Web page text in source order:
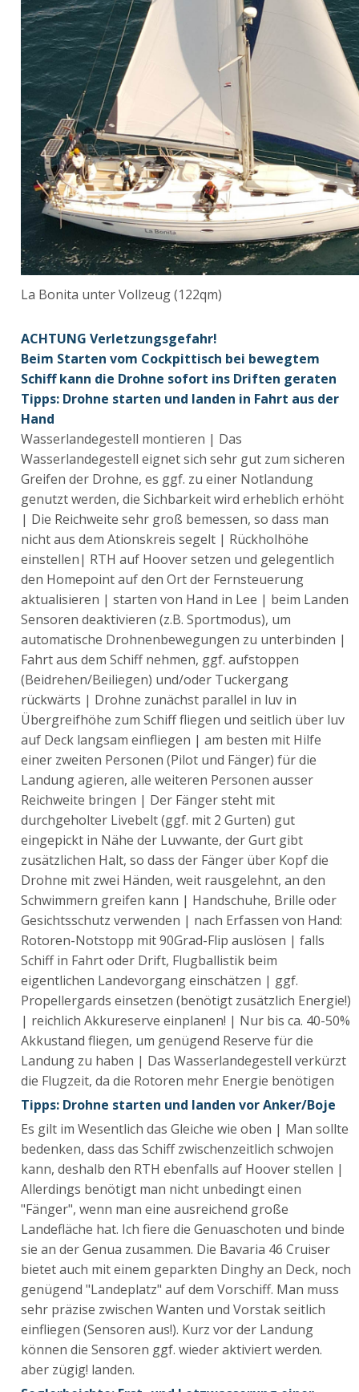
La Bonita unter Vollzeug (122qm)
ACHTUNG Verletzungsgefahr!
Beim Starten vom Cockpittisch bei bewegtem
Schiff kann die Drohne sofort ins Driften geraten
Tipps: Drohne starten und landen in Fahrt aus der
Hand
Wasserlandegestell montieren | Das
Wasserlandegestell eignet sich sehr gut zum sicheren
Greifen der Drohne, es ggf. zu einer Notlandung
genutzt werden, die Sichbarkeit wird erheblich erhöht
| Die Reichweite sehr groß bemessen, so dass man
nicht aus dem Ationskreis segelt | Rückholhöhe
einstellen| RTH auf Hoover setzen und gelegentlich
den Homepoint auf den Ort der Fernsteuerung
aktualisieren | starten von Hand in Lee | beim Landen
Sensoren deaktivieren (z.B. Sportmodus), um
automatische Drohnenbewegungen zu unterbinden |
Fahrt aus dem Schiff nehmen, ggf. aufstoppen
(Beidrehen/Beiliegen) und/oder Tuckergang
rückwärts | Drohne zunächst parallel in luv in
Übergreifhöhe zum Schiff fliegen und seitlich über luv
auf Deck langsam einfliegen | am besten mit Hilfe
einer zweiten Personen (Pilot und Fänger) für die
Landung agieren, alle weiteren Personen ausser
Reichweite bringen | Der Fänger steht mit
durchgeholter Livebelt (ggf. mit 2 Gurten) gut
eingepickt in Nähe der Luvwante, der Gurt gibt
zusätzlichen Halt, so dass der Fänger über Kopf die
Drohne mit zwei Händen, weit rausgelehnt, an den
Schwimmern greifen kann | Handschuhe, Brille oder
Gesichtsschutz verwenden | nach Erfassen von Hand:
Rotoren-Notstopp mit 90Grad-Flip auslösen | falls
Schiff in Fahrt oder Drift, Flugballistik beim
eigentlichen Landevorgang einschätzen | ggf.
Propellergards einsetzen (benötigt zusätzlich Energie!)
| reichlich Akkureserve einplanen! | Nur bis ca. 40-50%
Akkustand fliegen, um genügend Reserve für die
Landung zu haben | Das Wasserlandegestell verkürzt
die Flugzeit, da die Rotoren mehr Energie benötigen
Tipps: Drohne starten und landen vor Anker/Boje
Es gilt im Wesentlich das Gleiche wie oben | Man sollte
bedenken, dass das Schiff zwischenzeitlich schwojen
kann, deshalb den RTH ebenfalls auf Hoover stellen |
Allerdings benötigt man nicht unbedingt einen
"Fänger", wenn man eine ausreichend große
Landefläche hat. Ich fiere die Genuaschoten und binde
sie an der Genua zusammen. Die Bavaria 46 Cruiser
bietet auch mit einem geparkten Dinghy an Deck, noch
genügend "Landeplatz" auf dem Vorschiff. Man muss
sehr präzise zwischen Wanten und Vorstak seitlich
einfliegen (Sensoren aus!). Kurz vor der Landung
können die Sensoren ggf. wieder aktiviert werden.
aber zügig! landen.